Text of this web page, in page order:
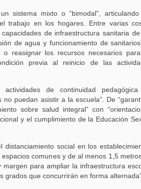
sistema mixto o “bimodal”,
trabajo en los hogares. Entre varias
capacidades de infraestructura sanitaria
de agua y funcionamiento de
o reasignar los recursos necesarios
previa al reinicio de las
actividades de continuidad
no puedan asistir a la escuela”. De
sobre salud integral” con
y el cumplimiento de la Educación
distanciamiento social en los
comunes y de al menos 1,5
margen para ampliar la infraestructura
grados que concurrirán en forma